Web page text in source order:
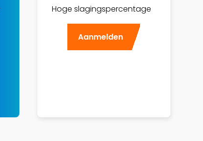
Hoge slagingspercentage
Aanmelden